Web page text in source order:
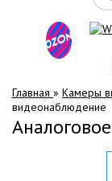
Главная » Камеры
видеонаблюдение